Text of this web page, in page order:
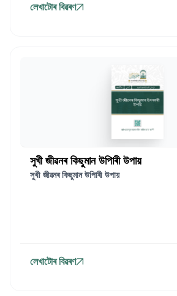
লেখাটোৰ বিৱৰণ
সুখী জীৱনৰ কিছুমান উপিাৰী উপায়
সুখী জীৱনৰ কিছুমান উপিাৰী উপায়
লেখাটোৰ বিৱৰণ